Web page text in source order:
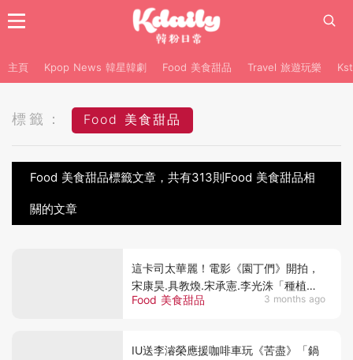
主頁 Kpop News 韓星韓劇 Food 美食甜品 Travel 旅遊玩樂
標籤： Food 美食甜品
Food 美食甜品標籤文章，共有313則Food 美食甜品相
關的文章
Food 美食甜品 3 months ago
這卡司太華麗！電影《園丁們》開拍，
宋康昊.具教煥.宋承憲.李光洙「種植種
到出事」！
IU送李濬榮應援咖啡車玩《苦盡》「鍋